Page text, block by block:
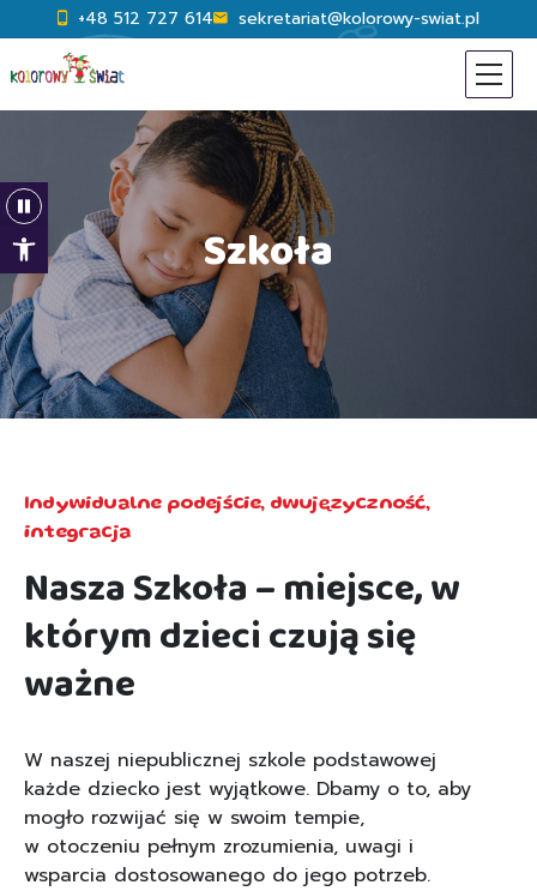
Open toolbar
+48 512 727 614 sekretariat@kolorowy-swiat.pl
Szkoła
Indywidualne podejście, dwujęzyczność,
integracja
Nasza Szkoła – miejsce, w
którym dzieci czują się
ważne
W naszej niepublicznej szkole podstawowej
każde dziecko jest wyjątkowe. Dbamy o to, aby
mogło rozwijać się w swoim tempie,
w otoczeniu pełnym zrozumienia, uwagi i
wsparcia dostosowanego do jego potrzeb.